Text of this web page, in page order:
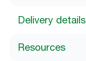
Delivery details
Resources